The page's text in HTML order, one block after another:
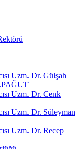
Uzm. Dr. Gülşah
Uzm. Dr. Cenk
Uzm. Dr. Süleyman
Uzm. Dr. Recep